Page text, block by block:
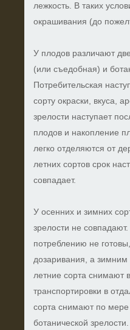
лежкость. В таких
окрашивания (до
У плодов различают
(или съедобная) и
Потребительская
сорту окраски, вкуса,
зрелости наступает
плодов и накопление
легко отделяются от
летних сортов срок
совпадает.
У осенних и зимних
зрелости не
потреблению не
дозаривания, а
летние сорта снимают
транспортировки в
сорта снимают по
ботанической зрелости.